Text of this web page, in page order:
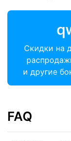
Скидки на
и другие
FAQ